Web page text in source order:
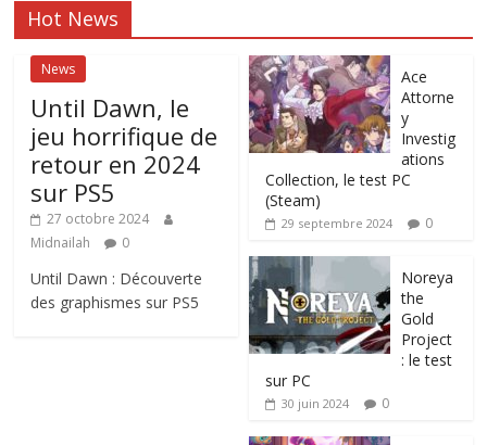
Hot News
News
Until Dawn, le
jeu horrifique de
retour en 2024
sur PS5
27 octobre 2024
Midnailah
0
Until Dawn : Découverte
des graphismes sur PS5
Ace
Attorne
y
Investig
ations
Collection, le test PC
(Steam)
29 septembre 2024 0
Noreya
the
Gold
Project
: le test
sur PC
30 juin 2024 0